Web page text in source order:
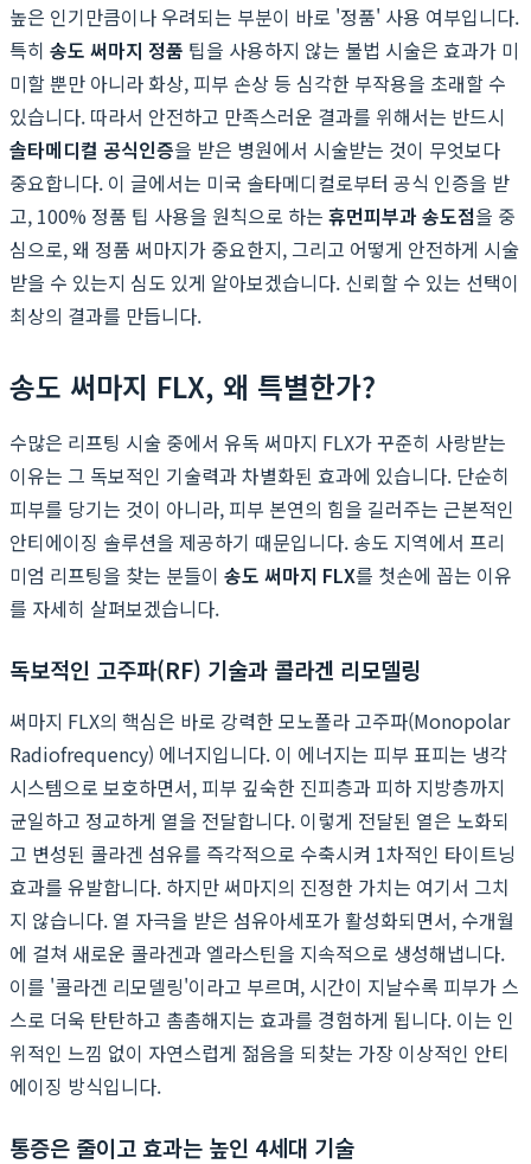
높은 인기만큼이나 우려되는 부분이 바로 '정품' 사용 여부입니다.
특히 송도 써마지 정품 팁을 사용하지 않는 불법 시술은 효과가 미
미할 뿐만 아니라 화상, 피부 손상 등 심각한 부작용을 초래할 수
있습니다. 따라서 안전하고 만족스러운 결과를 위해서는 반드시
솔타메디컬 공식인증을 받은 병원에서 시술받는 것이 무엇보다
중요합니다. 이 글에서는 미국 솔타메디컬로부터 공식 인증을 받
고, 100% 정품 팁 사용을 원칙으로 하는 휴먼피부과 송도점을 중
심으로, 왜 정품 써마지가 중요한지, 그리고 어떻게 안전하게 시술
받을 수 있는지 심도 있게 알아보겠습니다. 신뢰할 수 있는 선택이
최상의 결과를 만듭니다.
송도 써마지 FLX, 왜 특별한가?
수많은 리프팅 시술 중에서 유독 써마지 FLX가 꾸준히 사랑받는
이유는 그 독보적인 기술력과 차별화된 효과에 있습니다. 단순히
피부를 당기는 것이 아니라, 피부 본연의 힘을 길러주는 근본적인
안티에이징 솔루션을 제공하기 때문입니다. 송도 지역에서 프리
미엄 리프팅을 찾는 분들이 송도 써마지 FLX를 첫손에 꼽는 이유
를 자세히 살펴보겠습니다.
독보적인 고주파(RF) 기술과 콜라겐 리모델링
써마지 FLX의 핵심은 바로 강력한 모노폴라 고주파(Monopolar
Radiofrequency) 에너지입니다. 이 에너지는 피부 표피는 냉각
시스템으로 보호하면서, 피부 깊숙한 진피층과 피하 지방층까지
균일하고 정교하게 열을 전달합니다. 이렇게 전달된 열은 노화되
고 변성된 콜라겐 섬유를 즉각적으로 수축시켜 1차적인 타이트닝
효과를 유발합니다. 하지만 써마지의 진정한 가치는 여기서 그치
지 않습니다. 열 자극을 받은 섬유아세포가 활성화되면서, 수개월
에 걸쳐 새로운 콜라겐과 엘라스틴을 지속적으로 생성해냅니다.
이를 '콜라겐 리모델링'이라고 부르며, 시간이 지날수록 피부가 스
스로 더욱 탄탄하고 촘촘해지는 효과를 경험하게 됩니다. 이는 인
위적인 느낌 없이 자연스럽게 젊음을 되찾는 가장 이상적인 안티
에이징 방식입니다.
통증은 줄이고 효과는 높인 4세대 기술